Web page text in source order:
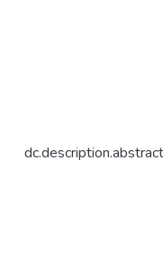
dc.description.abstract